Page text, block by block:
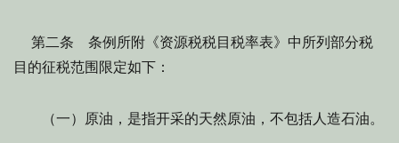
第二条 条例所附《资源税税目税率表》中所列部分税
目的征税范围限定如下：
（一）原油，是指开采的天然原油，不包括人造石油。